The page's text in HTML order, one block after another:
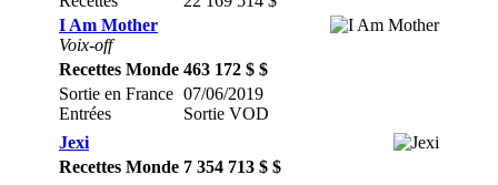
I Am Mother
Voix-off
Recettes Monde 463 172 $ $
Sortie en France
Entrées
07/06/2019
Sortie VOD
Jexi
Recettes Monde 7 354 713 $ $